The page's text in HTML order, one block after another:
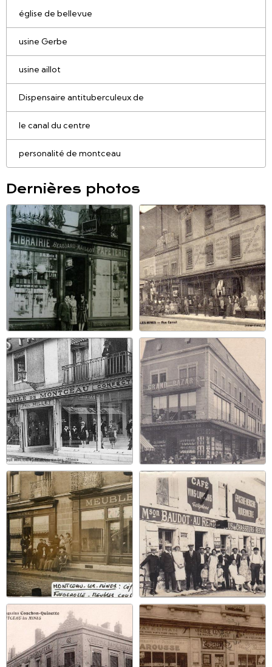
église de bellevue
usine Gerbe
usine aillot
Dispensaire antituberculeux de
le canal du centre
personalité de montceau
Dernières photos